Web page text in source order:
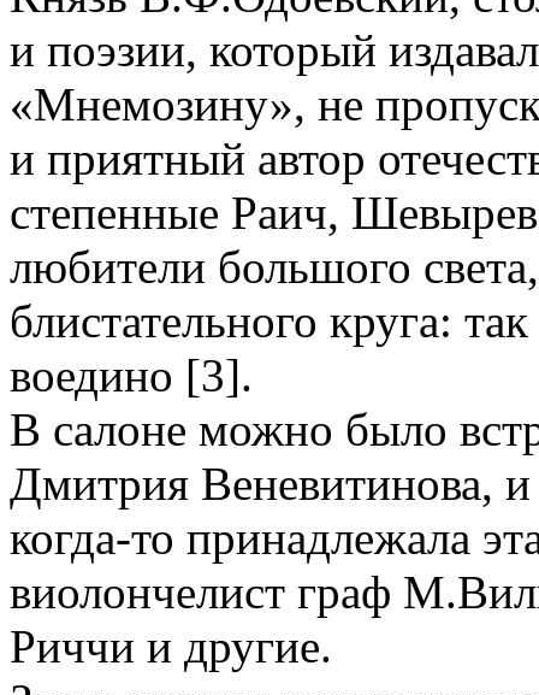
и поэзии, который
«Мнемозину», не
и приятный автор
степенные Раич,
любители большого
блистательного круга:
воедино [3].
В салоне можно было
Дмитрия Веневитинова,
когда-то принадлежала
виолончелист граф
Риччи и другие.